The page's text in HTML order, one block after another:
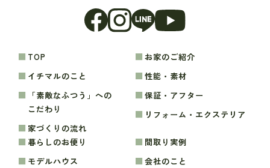
TOP
イチマルのこと
「素敵なふつう」への
こだわり
家づくりの流れ
お家のご紹介
性能・素材
保証・アフター
リフォーム・エクステリア
暮らしのお便り
モデルハウス
間取り実例
会社のこと